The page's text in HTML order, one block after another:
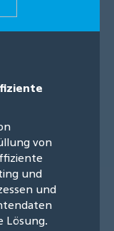
von
und
und
Lösung.